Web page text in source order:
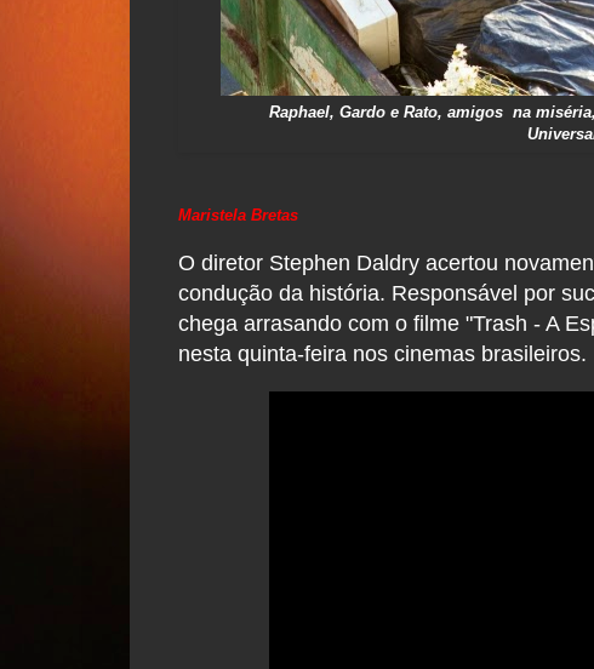
Raphael, Gardo e Rato, amigos na
Maristela Bretas
O diretor Stephen Daldry acertou
condução da história. Responsável por
chega arrasando com o filme "Trash - A
nesta quinta-feira nos cinemas brasileiros.